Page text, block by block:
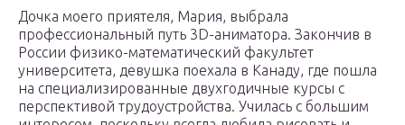
Дочка моего приятеля, Мария, выбрала
профессиональный путь 3D-аниматора. Закончив в
России физико-математический факультет
университета, девушка поехала в Канаду, где пошла
на специализированные двухгодичные курсы с
перспективой трудоустройства. Училась с большим